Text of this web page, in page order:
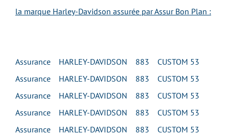
la marque Harley-Davidson assurée par Assur Bon Plan :
Assurance HARLEY-DAVIDSON 883 CUSTOM 53
Assurance HARLEY-DAVIDSON 883 CUSTOM 53
Assurance HARLEY-DAVIDSON 883 CUSTOM 53
Assurance HARLEY-DAVIDSON 883 CUSTOM 53
Assurance HARLEY-DAVIDSON 883 CUSTOM 53